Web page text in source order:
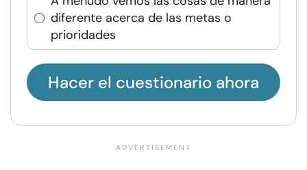
diferente acerca de las metas o
prioridades
Hacer el cuestionario ahora